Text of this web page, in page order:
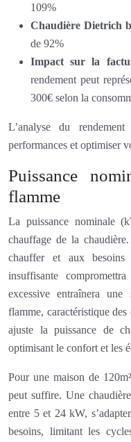
109%
Chaudière Dietrich
de 92%
Impact sur la
rendement peut
300€ selon la
L’analyse du
performances et optimiser
Puissance
flamme
La puissance nominale
chauffage de la
chauffer et aux besoins
insuffisante
excessive entraînera
flamme, caractéristique
ajuste la puissance de
optimisant le confort et les
Pour une maison de
peut suffire. Une
entre 5 et 24 kW,
besoins, limitant les